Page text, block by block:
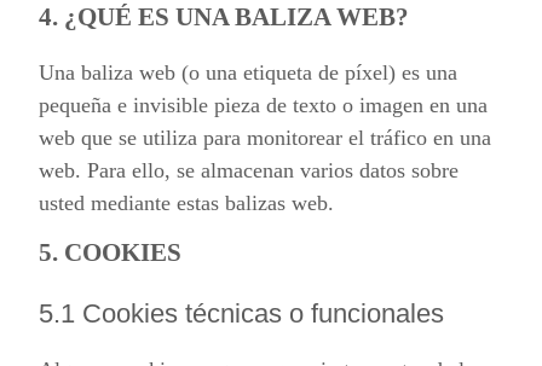
4. ¿QUÉ ES UNA BALIZA WEB?
Una baliza web (o una etiqueta de píxel) es una
pequeña e invisible pieza de texto o imagen en una
web que se utiliza para monitorear el tráfico en una
web. Para ello, se almacenan varios datos sobre
usted mediante estas balizas web.
5. COOKIES
5.1 Cookies técnicas o funcionales